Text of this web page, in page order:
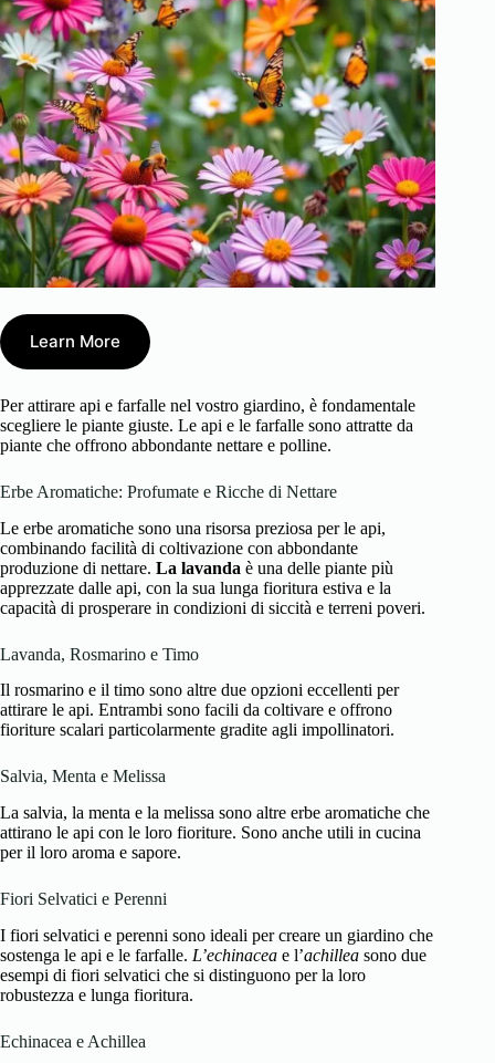
Learn More
Per attirare api e farfalle nel vostro giardino, è fondamentale
scegliere le piante giuste. Le api e le farfalle sono attratte da
piante che offrono abbondante nettare e polline.
Erbe Aromatiche: Profumate e Ricche di Nettare
Le erbe aromatiche sono una risorsa preziosa per le api,
combinando facilità di coltivazione con abbondante
produzione di nettare. La lavanda è una delle piante più
apprezzate dalle api, con la sua lunga fioritura estiva e la
capacità di prosperare in condizioni di siccità e terreni poveri.
Lavanda, Rosmarino e Timo
Il rosmarino e il timo sono altre due opzioni eccellenti per
attirare le api. Entrambi sono facili da coltivare e offrono
fioriture scalari particolarmente gradite agli impollinatori.
Salvia, Menta e Melissa
La salvia, la menta e la melissa sono altre erbe aromatiche che
attirano le api con le loro fioriture. Sono anche utili in cucina
per il loro aroma e sapore.
Fiori Selvatici e Perenni
I fiori selvatici e perenni sono ideali per creare un giardino che
sostenga le api e le farfalle. L’echinacea e l’achillea sono due
esempi di fiori selvatici che si distinguono per la loro
robustezza e lunga fioritura.
Echinacea e Achillea